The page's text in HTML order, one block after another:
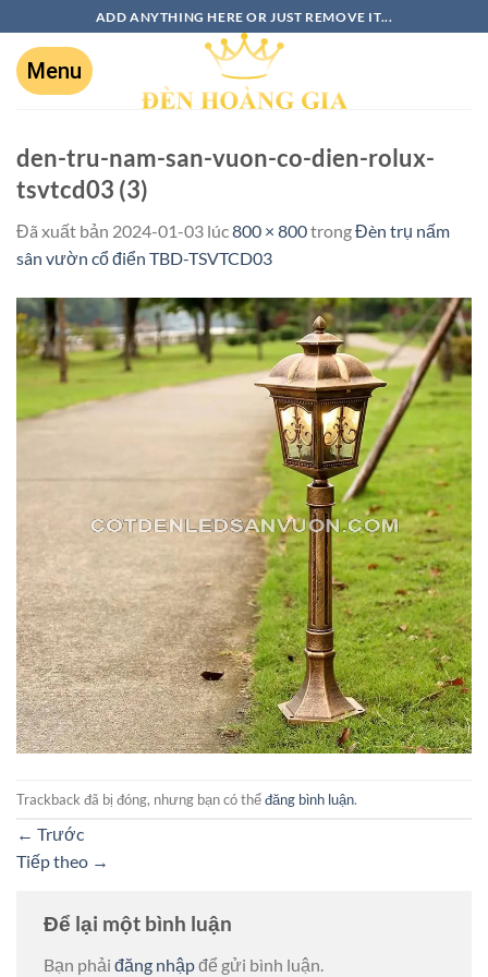
ADD ANYTHING HERE OR JUST REMOVE IT...
den-tru-nam-san-vuon-co-dien-rolux-
tsvtcd03 (3)
Đã xuất bản 2024-01-03 lúc800 × 800trongĐèn trụ nấm
sân vườn cổ điển TBD-TSVTCD03
Trackback đã bị đóng, nhưng bạn có thểđăng bình luận.
← Trước
Tiếp theo →
Để lại một bình luận
Bạn phải đăng nhậpđể gửi bình luận.